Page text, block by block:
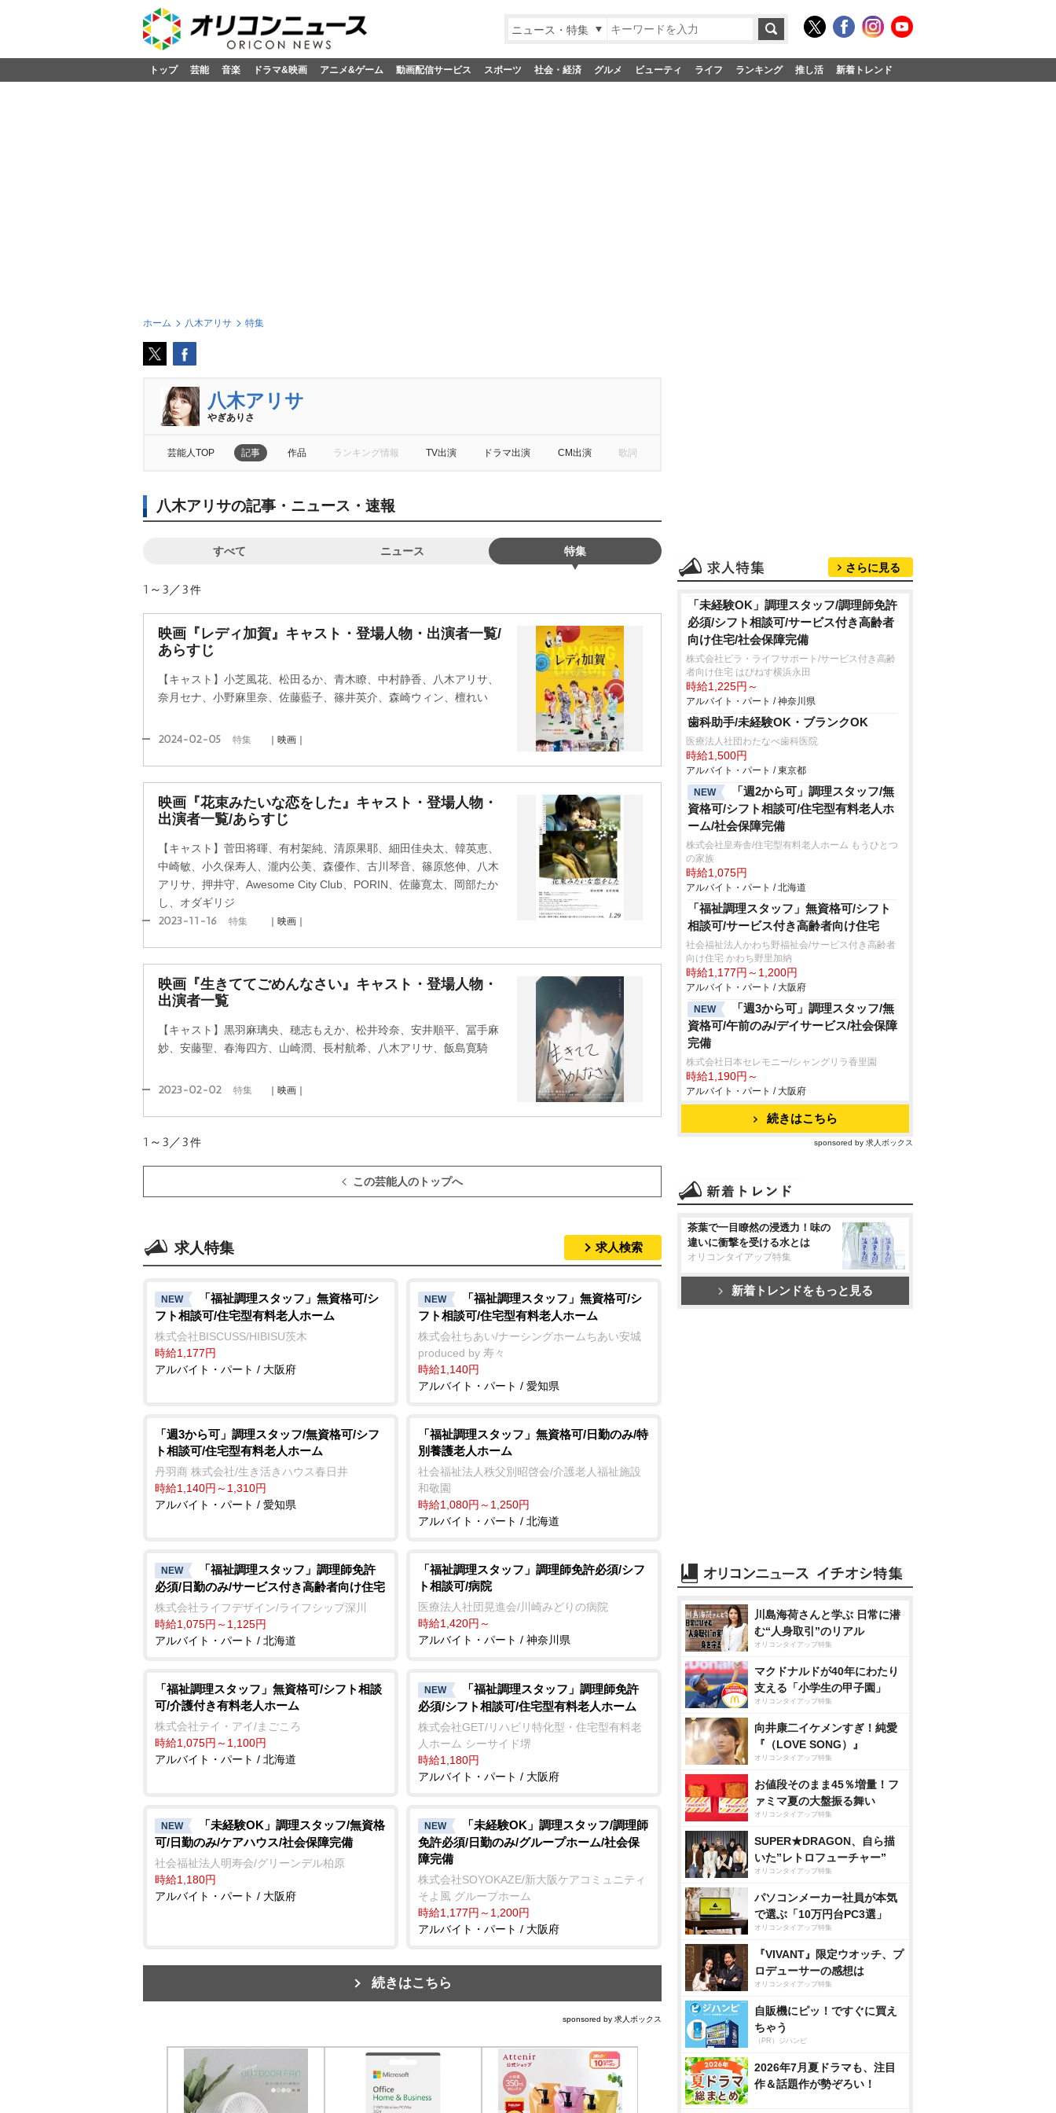
ニュース・特集
トップ 芸能 音楽 ドラマ&映画 アニメ&ゲーム 動画配信サービス スポーツ 社会・経済 グルメ ビューティ ライフ ランキング 推し活 新着トレンド
ホーム 八木アリサ 特集
八木アリサ
ぎありさ
芸能人TOP 記事 作品 ランキング情報 TV出演 ドラマ出演 CM出演 歌詞
八木アリサの記事・ニュース・速報
すべて ニュース 特集
1～3／3件
映画『レディ加賀』キャスト・登場人物・出演者一覧/
あらすじ
【キャスト】小芝風花、松田るか、青木瞭、中村静香、八木アリサ、
奈月セナ、小野麻里奈、佐藤藍子、篠井英介、森崎ウィン、檀れい
2024-02-05 特集 ｜映画｜
映画『花束みたいな恋をした』キャスト・登場人物・
出演者一覧/あらすじ
【キャスト】菅田将暉、有村架純、清原果耶、細田佳央太、韓英恵、
中崎敏、小久保寿人、瀧内公美、森優作、古川琴音、篠原悠伸、八木
アリサ、押井守、Awesome City Club、PORIN、佐藤寛太、岡部たか
し、オダギリジ
2023-11-16 特集 ｜映画｜
映画『生きててごめんなさい』キャスト・登場人物・
出演者一覧
【キャスト】黒羽麻璃央、穂志もえか、松井玲奈、安井順平、冨手麻
妙、安藤聖、春海四方、山崎潤、長村航希、八木アリサ、飯島寛騎
2023-02-02 特集 ｜映画｜
1～3／3件
この芸能人のトップへ
求人特集 求人検索
NEW
「福祉調理スタッフ」無資格可/シ
フト相談可/住宅型有料老人ホーム
株式会社BISCUSS/HIBISU茨木
時給1,177円
アルバイト・パート / 大阪府
NEW
「福祉調理スタッフ」無資格可/シ
フト相談可/住宅型有料老人ホーム
株式会社ちあい/ナーシングホームちあい安城
produced by 寿々
時給1,140円
アルバイト・パート / 愛知県
「週3から可」調理スタッフ/無資格可/シフ
ト相談可/住宅型有料老人ホーム
丹羽商 株式会社/生き活きハウス春日井
時給1,140円～1,310円
アルバイト・パート / 愛知県
「福祉調理スタッフ」無資格可/日勤のみ/特
別養護老人ホーム
社会福祉法人秩父別昭啓会/介護老人福祉施設
和敬園
時給1,080円～1,250円
アルバイト・パート / 北海道
NEW
「福祉調理スタッフ」調理師免許
必須/日勤のみ/サービス付き高齢者向け住宅
株式会社ライフデザイン/ライフシップ深川
時給1,075円～1,125円
アルバイト・パート / 北海道
「福祉調理スタッフ」調理師免許必須/シフ
ト相談可/病院
医療法人社団晃進会/川崎みどりの病院
時給1,420円～
アルバイト・パート / 神奈川県
「福祉調理スタッフ」無資格可/シフト相談
可/介護付き有料老人ホーム
株式会社テイ・アイ/まごころ
時給1,075円～1,100円
アルバイト・パート / 北海道
NEW
「福祉調理スタッフ」調理師免許
必須/シフト相談可/住宅型有料老人ホーム
株式会社GET/リハビリ特化型・住宅型有料老
人ホーム シーサイド堺
時給1,180円
アルバイト・パート / 大阪府
NEW
「未経験OK」調理スタッフ/無資格
可/日勤のみ/ケアハウス/社会保障完備
社会福祉法人明寿会/グリーンデル柏原
時給1,180円
アルバイト・パート / 大阪府
NEW
「未経験OK」調理スタッフ/調理師
免許必須/日勤のみ/グループホーム/社会保
障完備
株式会社SOYOKAZE/新大阪ケアコミュニティ
そよ風 グループホーム
時給1,177円～1,200円
アルバイト・パート / 大阪府
続きはこちら
sponsored by 求人ボックス
さらに見る
「未経験OK」調理スタッフ/調理師免許
必須/シフト相談可/サービス付き高齢者
向け住宅/社会保障完備
株式会社ビラ・ライフサポート/サービス付き高齢
者向け住宅 はぴねす横浜永田
時給1,225円～
アルバイト・パート / 神奈川県
歯科助手/未経験OK・ブランクOK
医療法人社団わたなべ歯科医院
時給1,500円
アルバイト・パート / 東京都
NEW
「週2から可」調理スタッフ/無
資格可/シフト相談可/住宅型有料老人ホ
ーム/社会保障完備
株式会社皇寿舎/住宅型有料老人ホーム もうひとつ
の家族
時給1,075円
アルバイト・パート / 北海道
「福祉調理スタッフ」無資格可/シフト
相談可/サービス付き高齢者向け住宅
社会福祉法人かわち野福祉会/サービス付き高齢者
向け住宅 かわち野里加納
時給1,177円～1,200円
アルバイト・パート / 大阪府
NEW
「週3から可」調理スタッフ/無
資格可/午前のみ/デイサービス/社会保障
完備
株式会社日本セレモニー/シャングリラ香里園
時給1,190円～
アルバイト・パート / 大阪府
続きはこちら
sponsored by 求人ボックス
茶葉で一目瞭然の浸透力！味の
違いに衝撃を受ける水とは
オリコンタイアップ特集
新着トレンドをもっと見る
川島海荷さんと学ぶ 日常に潜
む“人身取引”のリアル
オリコンタイアップ特集
マクドナルドが40年にわたり
支える「小学生の甲子園」
オリコンタイアップ特集
向井康二イケメンすぎ！純愛
『（LOVE SONG）』
オリコンタイアップ特集
お値段そのまま45％増量！フ
ァミマ夏の大盤振る舞い
オリコンタイアップ特集
SUPER★DRAGON、自ら描
いた”レトロフューチャー”
オリコンタイアップ特集
パソコンメーカー社員が本気
で選ぶ「10万円台PC3選」
オリコンタイアップ特集
『VIVANT』限定ウオッチ、プ
ロデューサーの感想は
オリコンタイアップ特集
自販機にピッ！ですぐに買え
ちゃう
（PR）ジハンピ
2026年7月夏ドラマも、注目
作＆話題作が勢ぞろい！